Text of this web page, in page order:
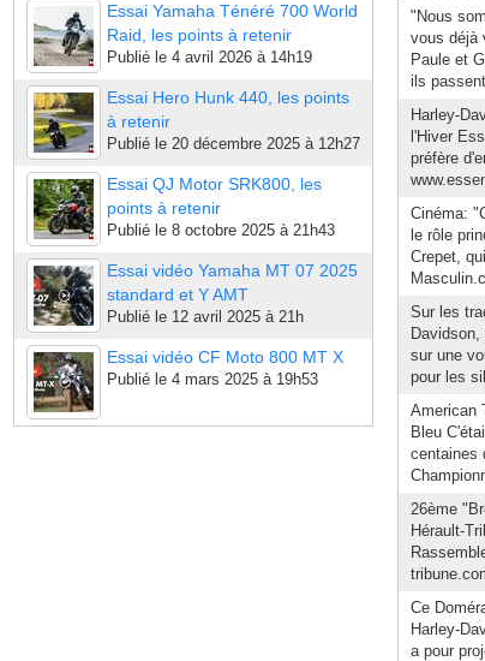
Essai Yamaha Ténéré 700 World
Raid, les points à retenir
Publié le 4 avril 2026 à 14h19
Essai Hero Hunk 440, les points
à retenir
Publié le 20 décembre 2025 à 12h27
Essai QJ Motor SRK800, les
points à retenir
Publié le 8 octobre 2025 à 21h43
Essai vidéo Yamaha MT 07 2025
standard et Y AMT
Publié le 12 avril 2025 à 21h
Essai vidéo CF Moto 800 MT X
Publié le 4 mars 2025 à 19h53
"Nous
vous déjà
Paule et
ils
Harley-
l'Hiver
préfère
Cinéma:
le rôle
Crepet,
Sur les
sur une
pour les
American
Bleu
centaines
26ème
Hérault-
Ce
Harley-
a pour